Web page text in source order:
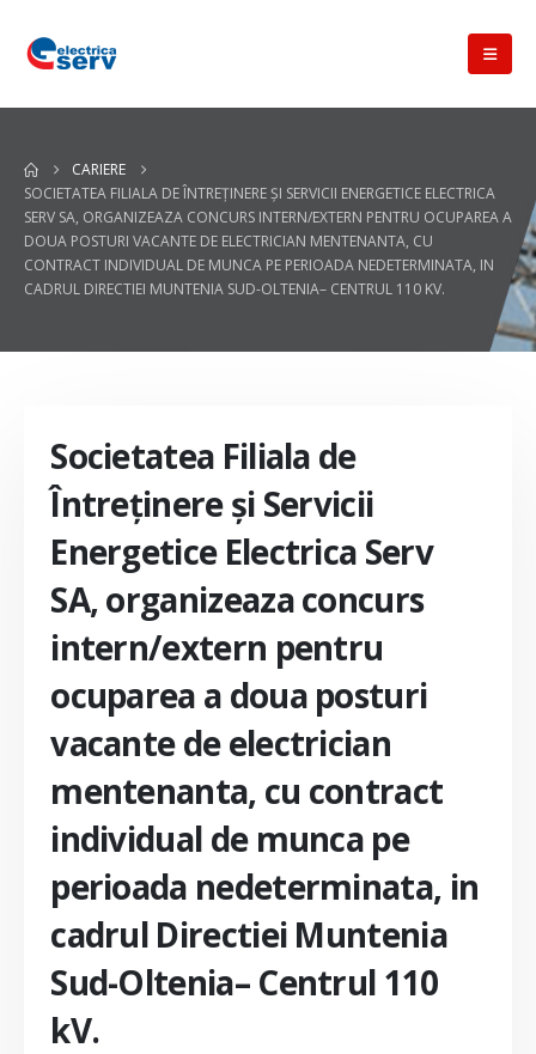
CARIERE
SOCIETATEA FILIALA DE ÎNTREŢINERE ŞI SERVICII ENERGETICE ELECTRICA
SERV SA, ORGANIZEAZA CONCURS INTERN/EXTERN PENTRU OCUPAREA A
DOUA POSTURI VACANTE DE ELECTRICIAN MENTENANTA, CU
CONTRACT INDIVIDUAL DE MUNCA PE PERIOADA NEDETERMINATA, IN
CADRUL DIRECTIEI MUNTENIA SUD-OLTENIA– CENTRUL 110 KV.
Societatea Filiala de
Întreţinere şi Servicii
Energetice Electrica Serv
SA, organizeaza concurs
intern/extern pentru
ocuparea a doua posturi
vacante de electrician
mentenanta, cu contract
individual de munca pe
perioada nedeterminata, in
cadrul Directiei Muntenia
Sud-Oltenia– Centrul 110
kV.